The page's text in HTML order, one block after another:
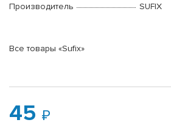
Производитель
SUFIX
Все товары «Sufix»
45